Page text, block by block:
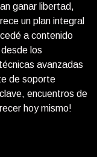
ganar libertad,
un plan integral
a contenido
los
avanzadas
de soporte
encuentros de
hoy mismo!